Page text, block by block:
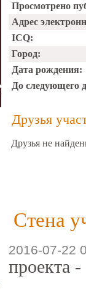
Просмотрено
Адрес
ICQ:
Город:
Дата рождения:
До следующего
Друзья
Друзья не
Стена
2016-07-22
проекта